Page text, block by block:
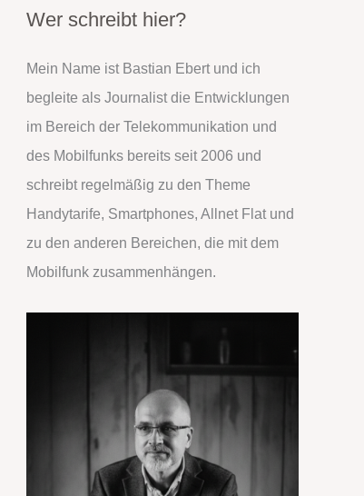
h
n
n
a
c
h
:
Wer schreibt hier?
Mein Name ist Bastian Ebert und ich
begleite als Journalist die Entwicklungen
im Bereich der Telekommunikation und
des Mobilfunks bereits seit 2006 und
schreibt regelmäßig zu den Theme
Handytarife, Smartphones, Allnet Flat und
zu den anderen Bereichen, die mit dem
Mobilfunk zusammenhängen.